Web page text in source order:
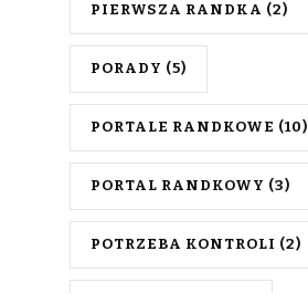
PIERWSZA RANDKA (2)
PORADY (5)
PORTALE RANDKOWE (10)
PORTAL RANDKOWY (3)
POTRZEBA KONTROLI (2)